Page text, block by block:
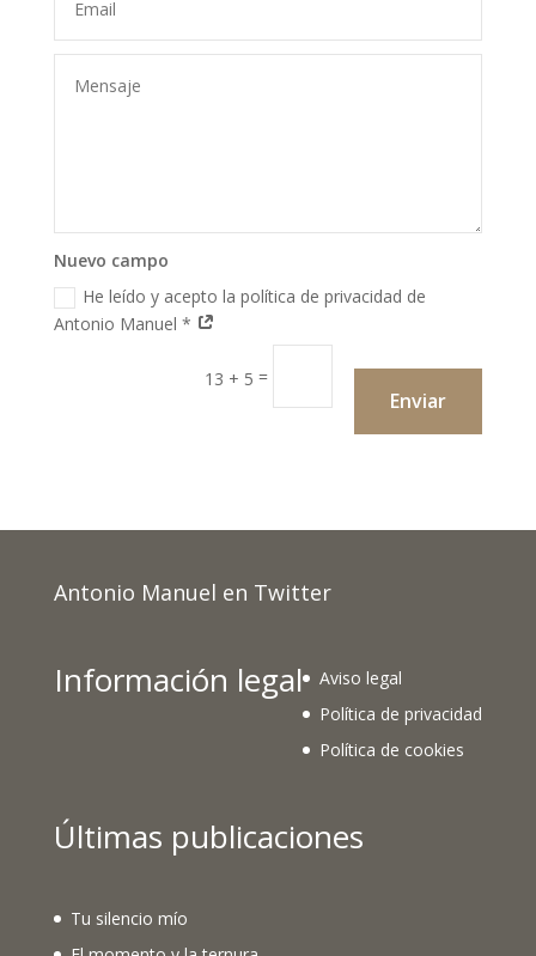
Nuevo campo
He leído y acepto la política de privacidad de
Antonio Manuel *
13 + 5 =
Enviar
Antonio Manuel en Twitter
Información legal
Aviso legal
Política de privacidad
Política de cookies
Últimas publicaciones
Tu silencio mío